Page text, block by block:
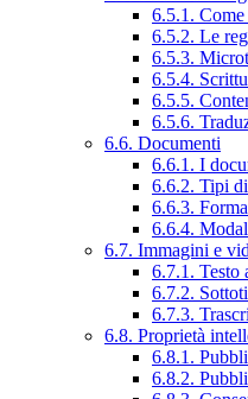
6.5.1.
6.5.2. Le
6.5.3.
6.5.4.
6.5.5.
6.5.6.
6.6. Documenti
6.6.1. I
6.6.2. Tipi
6.6.3.
6.6.4.
6.7. Immagini e
6.7.1. Testo
6.7.2.
6.7.3.
6.8. Proprietà
6.8.1.
6.8.2.